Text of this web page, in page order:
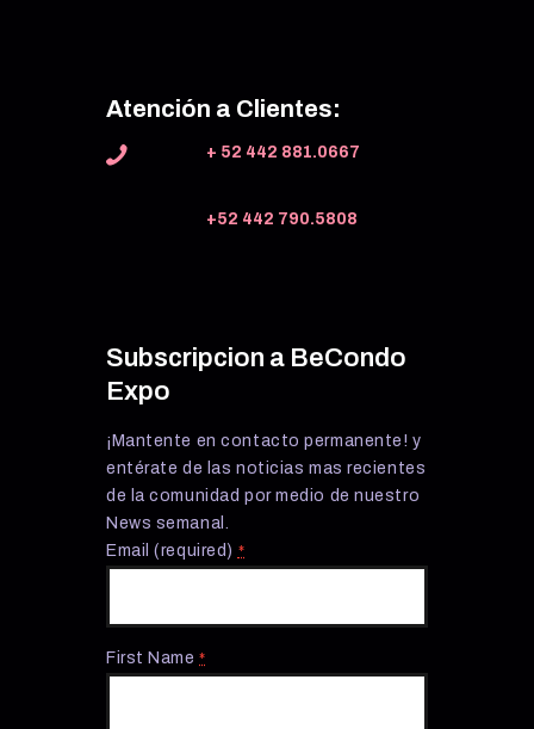
Atención a Clientes:
+ 52 442 881.0667
+52 442 790.5808
Subscripcion a BeCondo
Expo
¡Mantente en contacto permanente! y
entérate de las noticias mas recientes
de la comunidad por medio de nuestro
News semanal.
Email (required) *
First Name*